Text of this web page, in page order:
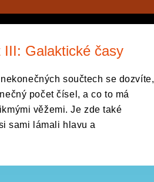
III: Galaktické časy
součtech se dozvíte,
počet čísel, a co to má
věžemi. Je zde také
sami lámali hlavu a